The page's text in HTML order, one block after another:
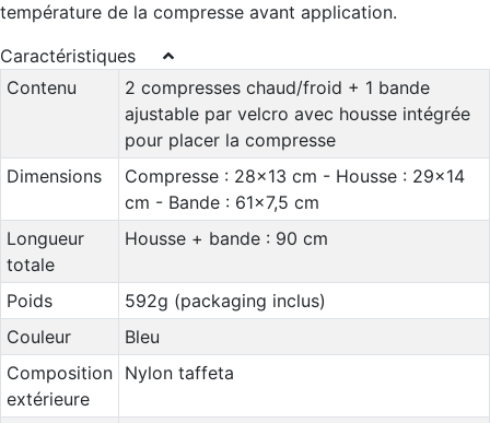
température de la compresse avant application.
Caractéristiques
Contenu
2 compresses chaud/froid + 1 bande
ajustable par velcro avec housse intégrée
pour placer la compresse
Dimensions
Compresse : 28x13 cm - Housse : 29x14
cm - Bande : 61x7,5 cm
Longueur
totale
Housse + bande : 90 cm
Poids
592g (packaging inclus)
Couleur
Bleu
Composition
extérieure
Nylon taffeta